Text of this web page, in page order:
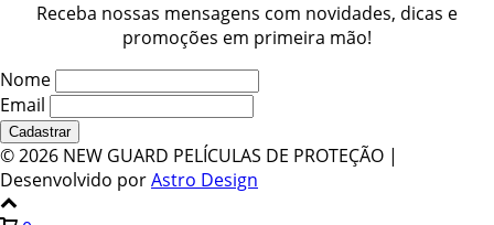
Receba nossas mensagens com novidades, dicas e
promoções em primeira mão!
Nome
Email
©2026 NEW GUARD PELÍCULAS DE PROTEÇÃO |
Desenvolvido porAstro Design